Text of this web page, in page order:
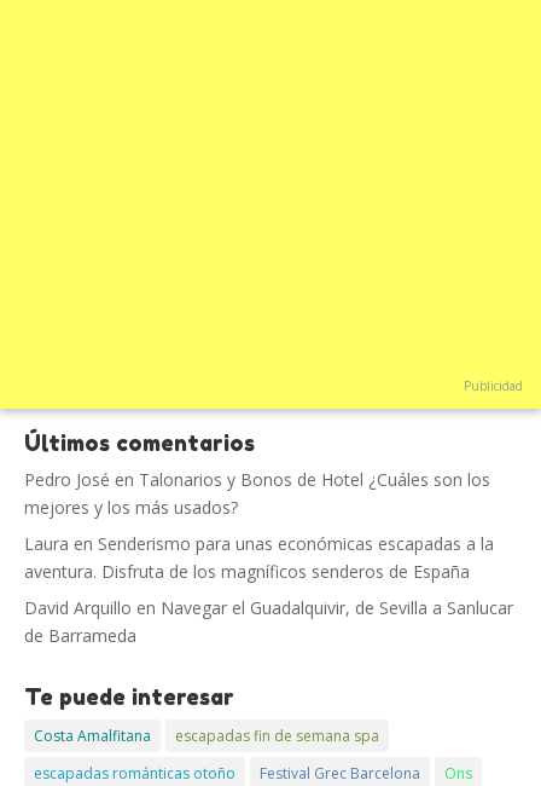
Publicidad
Últimos comentarios
Pedro José en Talonarios y Bonos de Hotel ¿Cuáles son los
mejores y los más usados?
Laura en Senderismo para unas económicas escapadas a la
aventura. Disfruta de los magníficos senderos de España
David Arquillo en Navegar el Guadalquivir, de Sevilla a Sanlucar
de Barrameda
Te puede interesar
Costa Amalfitana
escapadas fin de semana spa
escapadas románticas otoño
Festival Grec Barcelona
Ons